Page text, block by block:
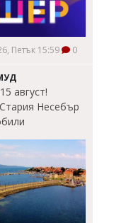
Петък 15:59 0
август!
Несебър